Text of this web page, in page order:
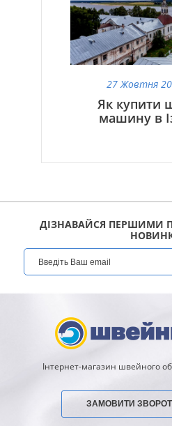
27 Жовтня
Як купити
машину в
ДІЗНАВАЙСЯ ПЕРШИМИ
Інтернет-магазин швейного
ЗАМОВИТИ